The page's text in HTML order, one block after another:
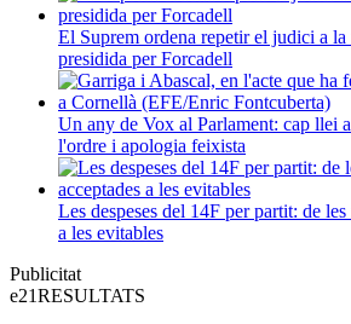
El Suprem ordena repetir el judici a la
presidida per Forcadell
Un any de Vox al Parlament: cap llei
l'ordre i apologia feixista
Les despeses del 14F per partit: de
a les evitables
Publicitat
e21RESULTATS